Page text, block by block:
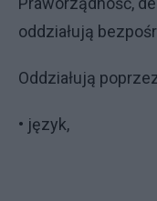
oddziałują
Oddziałują
• język,